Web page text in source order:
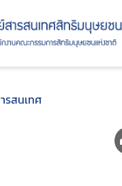
รสนเทศ